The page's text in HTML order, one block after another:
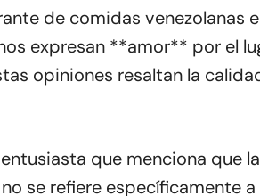
de comidas venezolanas
expresan **amor** por el
opiniones resaltan la
que menciona que
se refiere específicamente